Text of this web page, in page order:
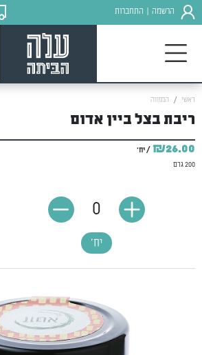
הרשמה התחברות
ראשי המזווה
ריבת בצל ביין אדום
₪26.00 / יח'
200 גרם
יח'
0